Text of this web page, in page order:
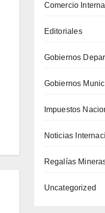
Comercio
Editoriales
Gobiernos
Gobiernos
Impuestos
Noticias
Regalías
Uncategorized